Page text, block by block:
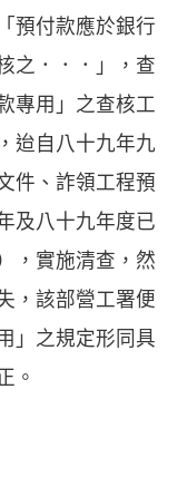
預付款應於銀行
之．．．」，查
專用」之查核工
迨自八十九年九
件、詐領工程預
及八十九年度已
，實施清查，然
，該部營工署便
」之規定形同具
。